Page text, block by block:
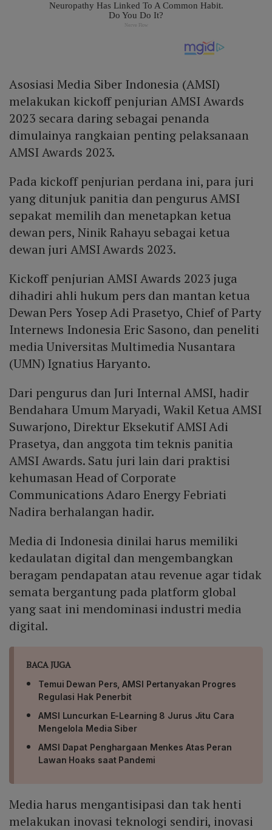
Asosiasi Media Siber Indonesia (AMSI)
melakukan kickoff penjurian AMSI Awards
2023 secara daring sebagai penanda
dimulainya rangkaian penting pelaksanaan
AMSI Awards 2023.
Pada kickoff penjurian perdana ini, para juri
yang ditunjuk panitia dan pengurus AMSI
sepakat memilih dan menetapkan ketua
dewan pers, Ninik Rahayu sebagai ketua
dewan juri AMSI Awards 2023.
Kickoff penjurian AMSI Awards 2023 juga
dihadiri ahli hukum pers dan mantan ketua
Dewan Pers Yosep Adi Prasetyo, Chief of Party
Internews Indonesia Eric Sasono, dan peneliti
media Universitas Multimedia Nusantara
(UMN) Ignatius Haryanto.
Dari pengurus dan Juri Internal AMSI, hadir
Bendahara Umum Maryadi, Wakil Ketua AMSI
Suwarjono, Direktur Eksekutif AMSI Adi
Prasetya, dan anggota tim teknis panitia
AMSI Awards. Satu juri lain dari praktisi
kehumasan Head of Corporate
Communications Adaro Energy Febriati
Nadira berhalangan hadir.
Media di Indonesia dinilai harus memiliki
kedaulatan digital dan mengembangkan
beragam pendapatan atau revenue agar tidak
semata bergantung pada platform global
yang saat ini mendominasi industri media
digital.
BACA JUGA
Temui Dewan Pers, AMSI Pertanyakan Progres
Regulasi Hak Penerbit
AMSI Luncurkan E-Learning 8 Jurus Jitu Cara
Mengelola Media Siber
AMSI Dapat Penghargaan Menkes Atas Peran
Lawan Hoaks saat Pandemi
Media harus mengantisipasi dan tak henti
melakukan inovasi teknologi sendiri, inovasi